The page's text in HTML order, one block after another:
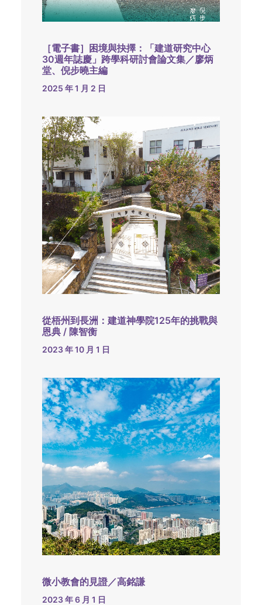
［電子書］困境與抉擇：「建道研究中心
30週年誌慶」跨學科研討會論文集／廖炳
堂、倪步曉主編
2025 年 1 月 2 日
從梧州到長洲：建道神學院125年的挑戰與
恩典 / 陳智衡
2023 年 10 月 1 日
微小教會的見證／高銘謙
2023 年 6 月 1 日